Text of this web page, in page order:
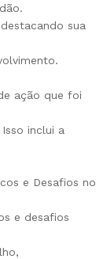
sua
ação que foi
inclui a
e Desafios no
e desafios